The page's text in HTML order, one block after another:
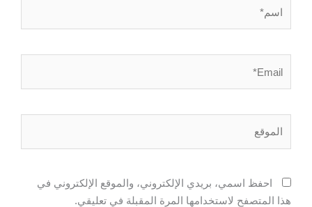
احفظ اسمي، بريدي الإلكتروني، والموقع الإلكتروني في
هذا المتصفح لاستخدامها المرة المقبلة في تعليقي.